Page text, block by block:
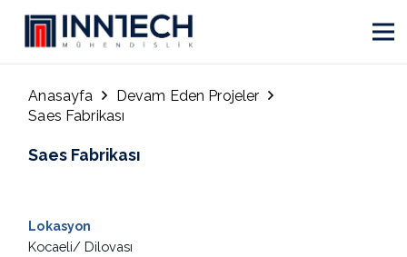
Anasayfa
Devam Eden Projeler
Saes Fabrikası
Saes Fabrikası
Lokasyon
Kocaeli/ Dilovası